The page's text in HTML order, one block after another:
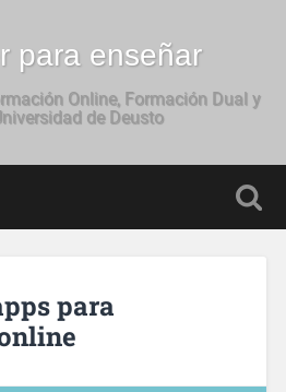
para enseñar
Online, Formación Dual y
de Deusto
para